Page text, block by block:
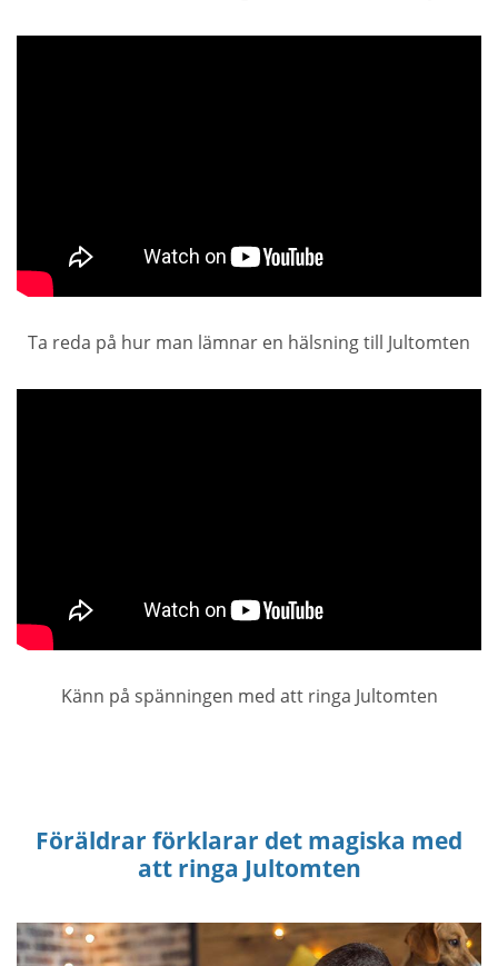
Ta reda på hur man lämnar en hälsning till Jultomten
Känn på spänningen med att ringa Jultomten
Föräldrar förklarar det magiska med
att ringa Jultomten